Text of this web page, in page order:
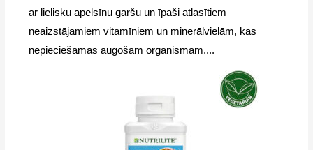
ar lielisku apelsīnu garšu un īpaši atlasītiem
neaizstājamiem vitamīniem un minerālvielām, kas
nepieciešamas augošam organismam....